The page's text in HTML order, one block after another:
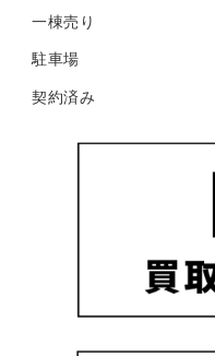
一棟売り
駐車場
契約済み